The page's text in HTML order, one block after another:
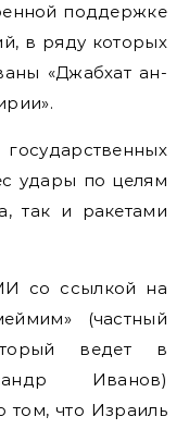
поддержке
в ряду которых
«Джабхат ан-
удары по целям
так и ракетами
со ссылкой на
(частный
ведет в
Иванов)
том, что Израиль